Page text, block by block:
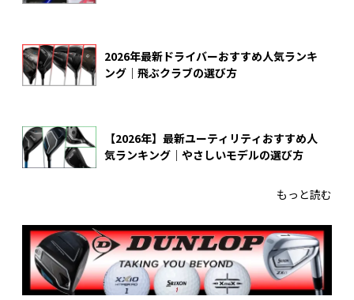
2026年最新ドライバーおすすめ人気ランキ
ング｜飛ぶクラブの選び方
【2026年】最新ユーティリティおすすめ人
気ランキング｜やさしいモデルの選び方
もっと読む